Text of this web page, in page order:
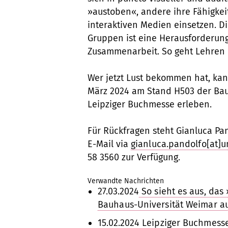
»austoben«, andere ihre
interaktiven Medien einsetzen.
Gruppen ist eine
Zusammenarbeit. So geht
Wer jetzt Lust bekommen hat,
März 2024 am Stand H503 der
Leipziger Buchmesse erleben.
Für Rückfragen steht Gianluca
E-Mail via
58 3560 zur Verfügung.
Verwandte Nachrichten
27.03.2024 So sieht es aus,
Bauhaus-Universität Weimar
15.02.2024 Leipziger